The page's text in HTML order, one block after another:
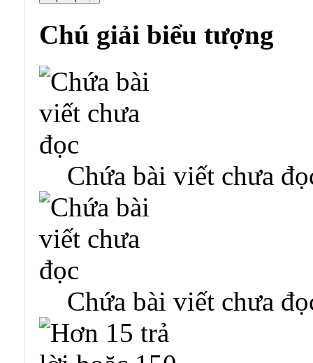
Chú giải biểu tượng
Chứa bài viết chưa
Chứa bài viết chưa